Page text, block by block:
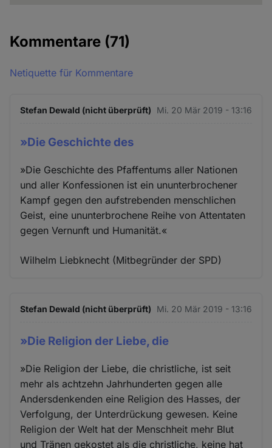
Kommentare (71)
Netiquette für Kommentare
Stefan Dewald (nicht überprüft) Mi. 20 Mär 2019 - 13:16
»Die Geschichte des
»Die Geschichte des Pfaffentums aller Nationen
und aller Konfessionen ist ein ununterbrochener
Kampf gegen den aufstrebenden menschlichen
Geist, eine ununterbrochene Reihe von Attentaten
gegen Vernunft und Humanität.«
Wilhelm Liebknecht (Mitbegründer der SPD)
Stefan Dewald (nicht überprüft) Mi. 20 Mär 2019 - 13:16
»Die Religion der Liebe, die
»Die Religion der Liebe, die christliche, ist seit
mehr als achtzehn Jahrhunderten gegen alle
Andersdenkenden eine Religion des Hasses, der
Verfolgung, der Unterdrückung gewesen. Keine
Religion der Welt hat der Menschheit mehr Blut
und Tränen gekostet als die christliche, keine hat